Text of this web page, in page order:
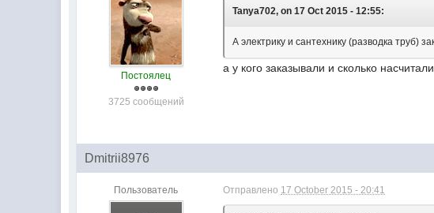
Постоялец
3725 сообщений
Tanya702, on 17 Oct 2015 - 12:55:
А электрику и сантехнику (разводка труб)
а у кого заказывали и сколько насчитали
Dmitrii8976
Пользователь Отправлено 17 October 2015 - 20:41